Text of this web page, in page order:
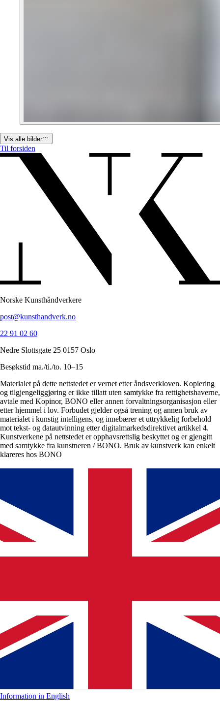
Vis alle bilder
Til forsiden
Norske Kunsthåndverkere
post@kunsthandverk.no
22 91 02 60
Nedre Slottsgate 25 0157 Oslo
Besøkstid ma./ti./to. 10–15
Materialet på dette nettstedet er vernet etter åndsverkloven. Kopiering
og tilgjengeliggjøring er ikke tillatt uten samtykke fra rettighetshaverne,
avtale med Kopinor, BONO eller annen forvaltningsorganisasjon eller
etter hjemmel i lov. Forbudet gjelder også trening og annen bruk av
materialet i kunstig intelligens, og innebærer et uttrykkelig forbehold
mot tekst- og datautvinning etter digitalmarkedsdirektivet artikkel 4.
Kunstverkene på nettstedet er opphavsrettslig beskyttet og er gjengitt
med samtykke fra kunstneren / BONO. Bruk av kunstverk kan enkelt
klareres hos BONO
Information in English